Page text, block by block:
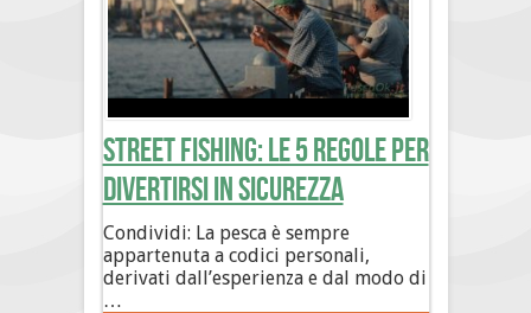
Street Fishing: le 5 regole per
divertirsi in sicurezza
Condividi: La pesca è sempre
appartenuta a codici personali,
derivati dall’esperienza e dal modo di
…